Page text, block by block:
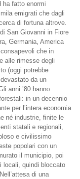
ha fatto enormi
emigrati che dagli
di fortuna altrove.
San Giovanni in Fiore
Germania, America
che in
alle rimesse degli
(oggi potrebbe
da un
anni ’80 hanno
in un decennio
per l’intera economia
né industrie, finite le
statali e regionali,
e civilissimo
popolari con un
il municipio, poi
locali, quindi bloccato
Nell’attesa di una